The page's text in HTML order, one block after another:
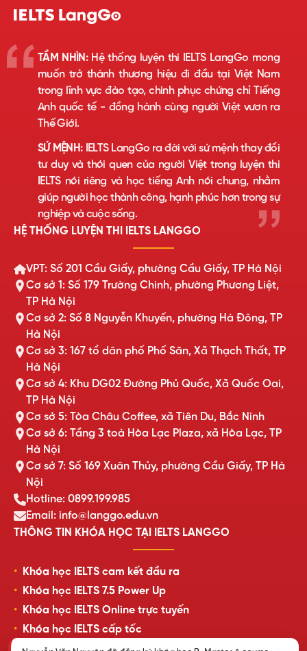
TẦM NHÌN:Hệ thống luyện thi IELTS LangGo mong
muốn trở thành thương hiệu đi đầu tại Việt Nam
trong lĩnh vực đào tạo, chinh phục chứng chỉ Tiếng
Anh quốc tế - đồng hành cùng người Việt vươn ra
Thế Giới.
SỨ MỆNH:IELTS LangGo ra đời với sứ mệnh thay đổi
tư duy và thói quen của người Việt trong luyện thi
IELTS nói riêng và học tiếng Anh nói chung, nhằm
giúp người học thành công, hạnh phúc hơn trong sự
nghiệp và cuộc sống.
HỆ THỐNG LUYỆN THI IELTS LANGGO
VPT: Số 201 Cầu Giấy, phường Cầu Giấy, TP Hà Nội
Cơ sở 1: Số 179 Trường Chinh, phường Phương Liệt,
TP Hà Nội
Cơ sở 2: Số 8 Nguyễn Khuyến, phường Hà Đông, TP
Hà Nội
Cơ sở 3: 167 tổ dân phố Phố Săn, Xã Thạch Thất, TP
Hà Nội
Cơ sở 4: Khu DG02 Đường Phủ Quốc, Xã Quốc Oai,
TP Hà Nội
Cơ sở 5: Tòa Châu Coffee, xã Tiên Du, Bắc Ninh
Cơ sở 6: Tầng 3 toà Hòa Lạc Plaza, xã Hòa Lạc, TP
Hà Nội
Cơ sở 7: Số 169 Xuân Thủy, phường Cầu Giấy, TP Hà
Nội
Hotline: 0899.199.985
Email: info@langgo.edu.vn
THÔNG TIN KHÓA HỌC TẠI IELTS LANGGO
Khóa học IELTS cam kết đầu ra
Khóa học IELTS 7.5 Power Up
Khóa học IELTS Online trực tuyến
Khóa học IELTS cấp tốc
Lịch khai giảng lớp học mới nhất